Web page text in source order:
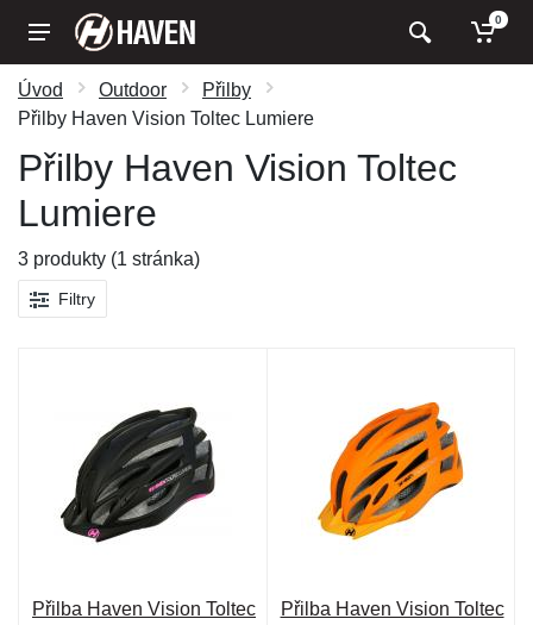
0
Úvod Outdoor
Přilby
Přilby Haven Vision Toltec Lumiere
Přilby Haven Vision Toltec
Lumiere
3 produkty (1 stránka)
Filtry
Přilba Haven Vision Toltec
Přilba Haven Vision Toltec